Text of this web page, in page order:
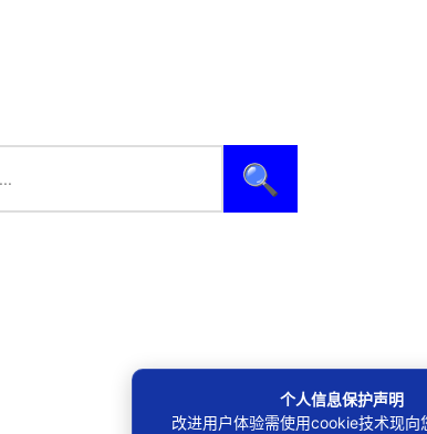
🔍
个人信息保护声明
改进用户体验需使用cookie技术现向